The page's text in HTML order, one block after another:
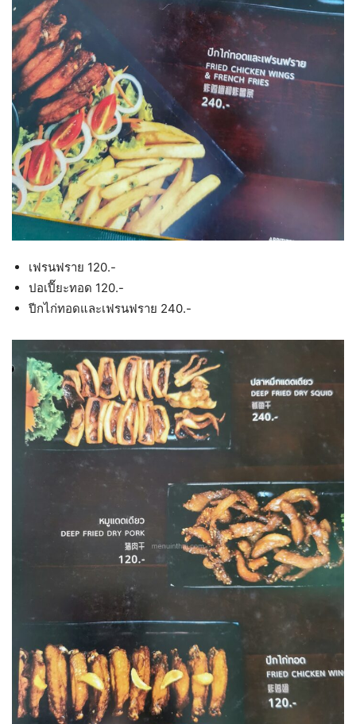
เฟรนฟราย 120.-
ปอเปี๊ยะทอด 120.-
ปีกไก่ทอดและเฟรนฟราย 240.-